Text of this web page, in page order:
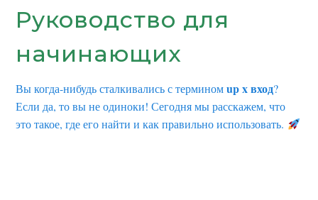
Руководство для
начинающих
Вы когда-нибудь сталкивались с терминомup x вход?
Если да, то вы не одиноки! Сегодня мы расскажем, что
это такое, где его найти и как правильно использовать.